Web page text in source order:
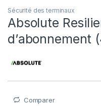
Sécurité des terminaux
Absolute
d’abonnement
Comparer